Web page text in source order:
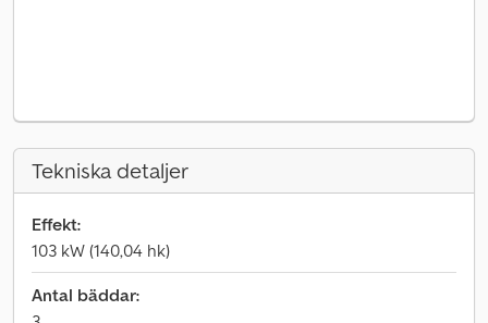
Tekniska detaljer
Effekt:
103 kW (140,04 hk)
Antal bäddar: